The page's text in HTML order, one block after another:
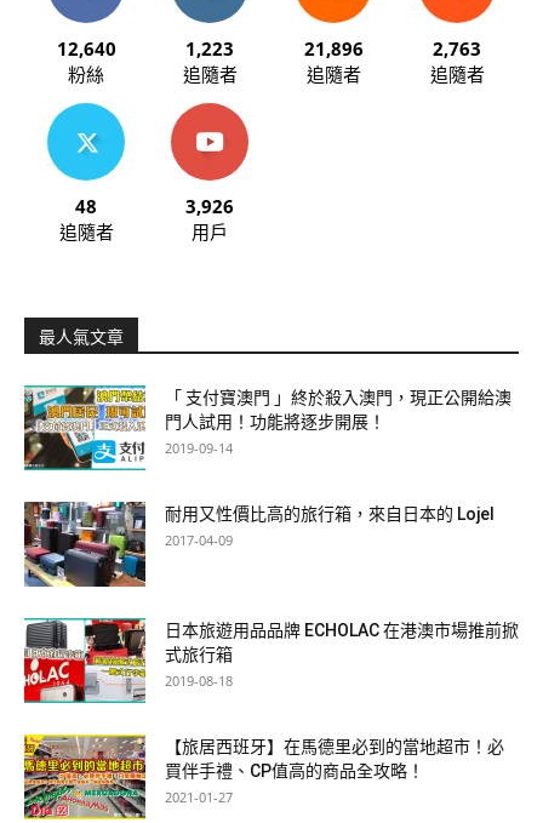
12,640
粉絲
1,223
追隨者
21,896
追隨者
2,763
追隨者
48
追隨者
3,926
用戶
最人氣文章
「 支付寶澳門 」終於殺入澳門，現正公開給澳
門人試用！功能將逐步開展！
2019-09-14
耐用又性價比高的旅行箱，來自日本的 Lojel
2017-04-09
日本旅遊用品品牌 ECHOLAC 在港澳市場推前掀
式旅行箱
2019-08-18
【旅居西班牙】在馬德里必到的當地超市！必
買伴手禮、CP值高的商品全攻略！
2021-01-27